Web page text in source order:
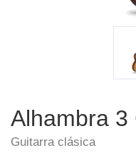
Alhambra 3
Guitarra clásica